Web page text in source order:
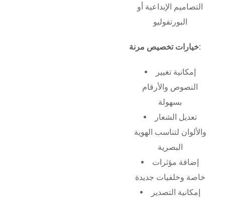
التصاميم الإبداعية أو
البورتفوليو
خيارات تخصيص مرنة:
إمكانية تغيير
النصوص والأرقام
بسهولة
تعديل الشعار
والألوان لتناسب الهوية
البصرية
إضافة مؤثرات
خاصة وخلفيات جديدة
إمكانية التصدير